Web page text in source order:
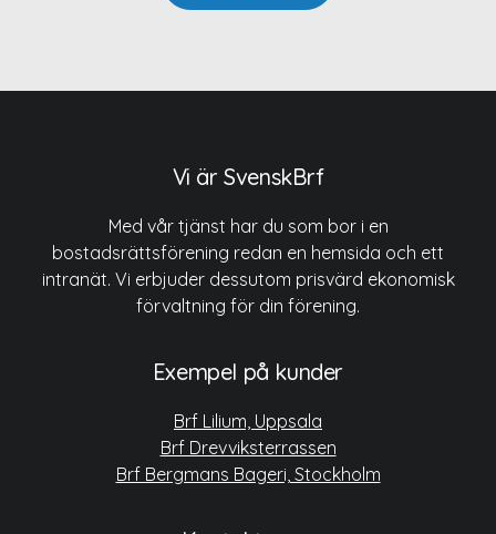
Vi är SvenskBrf
Med vår tjänst har du som bor i en
bostadsrättsförening redan en hemsida och ett
intranät. Vi erbjuder dessutom prisvärd ekonomisk
förvaltning för din förening.
Exempel på kunder
Brf Lilium, Uppsala
Brf Drevviksterrassen
Brf Bergmans Bageri, Stockholm